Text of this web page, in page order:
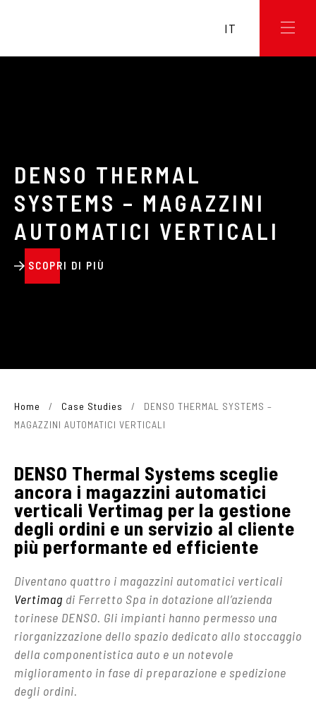
IT
DENSO THERMAL
SYSTEMS – MAGAZZINI
AUTOMATICI VERTICALI
SCOPRI DI PIÙ
Home / Case Studies /
DENSO THERMAL SYSTEMS –
MAGAZZINI AUTOMATICI VERTICALI
DENSO Thermal Systems sceglie
ancora i magazzini automatici
verticali Vertimag per la gestione
degli ordini e un servizio al cliente
più performante ed efficiente
Diventano quattro i magazzini automatici verticali
Vertimag di Ferretto Spa in dotazione all’azienda
torinese DENSO. Gli impianti hanno permesso una
riorganizzazione dello spazio dedicato allo stoccaggio
della componentistica auto e un notevole
miglioramento in fase di preparazione e spedizione
degli ordini.